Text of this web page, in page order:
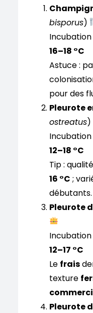
bisporus)
Incubation
16–18 °C
Astuce :
pour des
Pleurote
ostreatus)
Incubation
12–18 °C
Tip : qualité
16 °C ;
débutants.
Pleurote
Incubation
12–17 °C
Le frais
texture
Pleurote